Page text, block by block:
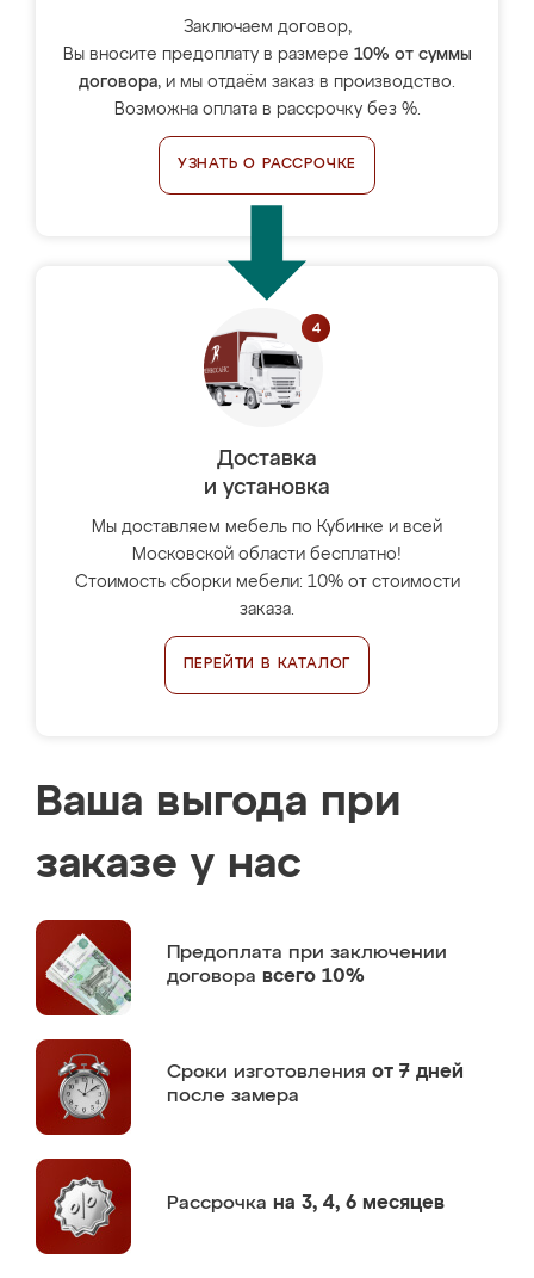
Заключаем договор,
Вы вносите предоплату в размере 10% от суммы
договора, и мы отдаём заказ в производство.
Возможна оплата в рассрочку без %.
УЗНАТЬ О РАССРОЧКЕ
Доставка
и установка
Мы доставляем мебель по Кубинке и всей
Московской области бесплатно!
Стоимость сборки мебели: 10% от стоимости
заказа.
ПЕРЕЙТИ В КАТАЛОГ
Ваша выгода при
заказе у нас
Предоплата при заключении
договора всего 10%
Сроки изготовления от 7 дней
после замера
Рассрочка на 3, 4, 6 месяцев